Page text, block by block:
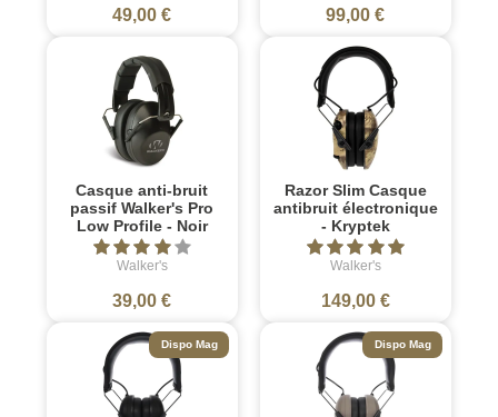
49,00 € 99,00 €
Casque anti-bruit
passif Walker's Pro
Low Profile - Noir
Walker's
39,00 €
Razor Slim Casque
antibruit électronique
- Kryptek
Walker's
149,00 €
Dispo Mag Dispo Mag